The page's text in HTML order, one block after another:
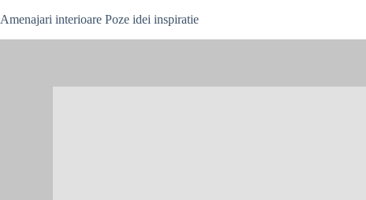
to
Amenajari interioare Poze idei inspiratie